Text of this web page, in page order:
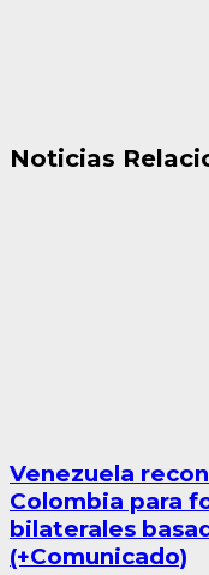
Noticias
Venezuela
Colombia para
bilaterales
(+Comunicado)